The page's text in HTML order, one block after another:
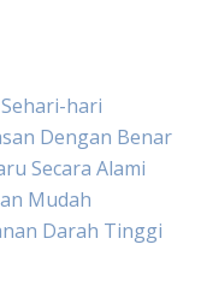
hari
Dengan Benar
Secara Alami
Mudah
Darah Tinggi